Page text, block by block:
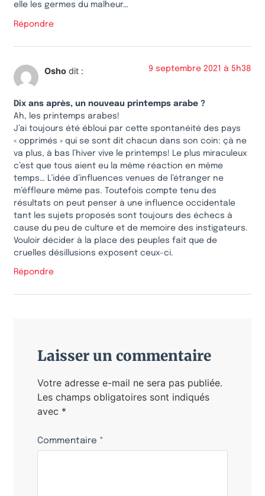
elle les germes du malheur…
Répondre
Osho dit : 9 septembre 2021 à 5h38
Dix ans après, un nouveau printemps arabe ?
Ah, les printemps arabes!
J’ai toujours été ébloui par cette spontanéité des pays
« opprimés » qui se sont dit chacun dans son coin: çà ne
va plus, à bas l’hiver vive le printemps! Le plus miraculeux
c’est que tous aient eu la même réaction en même
temps… L’idée d’influences venues de l’étranger ne
m’éffleure même pas. Toutefois compte tenu des
résultats on peut penser à une influence occidentale
tant les sujets proposés sont toujours des échecs à
cause du peu de culture et de memoire des instigateurs.
Vouloir décider à la place des peuples fait que de
cruelles désillusions exposent ceux-ci.
Répondre
Laisser un commentaire
Votre adresse e-mail ne sera pas publiée.
Les champs obligatoires sont indiqués
avec *
Commentaire *